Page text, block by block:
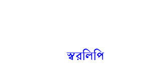
স্বরলিপি